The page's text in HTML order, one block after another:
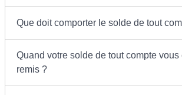
Que doit comporter le solde de tout
Quand votre solde de tout compte vous
remis ?